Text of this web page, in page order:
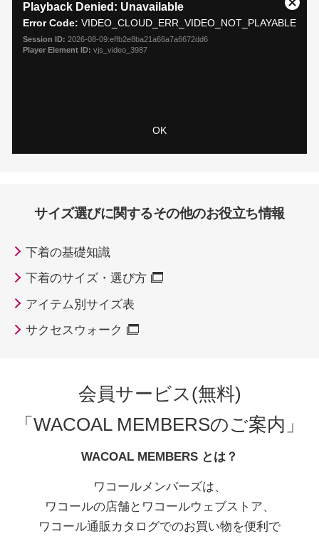
window.
Playback Denied: Unavailable
Error Code: VIDEO_CLOUD_ERR_VIDEO_NOT_PLAYABLE
Session ID: 2026-08-09:effb2e8ba21a66a7a6672dd6
Player Element ID: vjs_video_3987
OK
Close
サイズ選びに関するその他のお役立ち情報
下着の基礎知識
下着のサイズ・選び方
アイテム別サイズ表
サクセスウォーク
会員サービス(無料)
「WACOAL MEMBERSのご案内」
WACOAL MEMBERS とは？
ワコールメンバーズは、
ワコールの店舗とワコールウェブストア、
ワコール通販カタログでのお買い物を便利で